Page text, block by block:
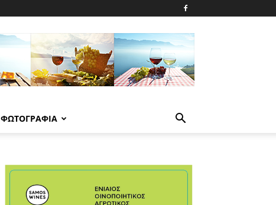
ΦΩΤΟΓΡΑΦΙΑ